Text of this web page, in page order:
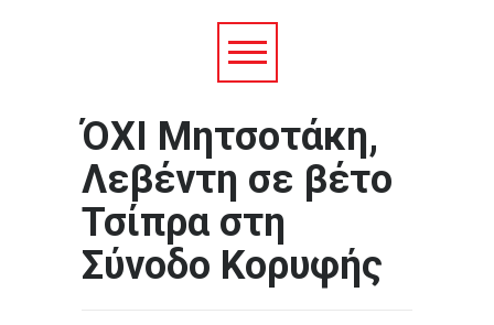
ΌΧΙ Μητσοτάκη,
Λεβέντη σε βέτο
Τσίπρα στη
Σύνοδο Κορυφής